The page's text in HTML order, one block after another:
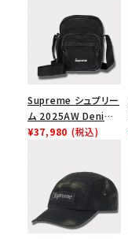
Supreme シュプリー
ム 2025AW Denim
Shoulder Bag デニ
¥37,980 (税込)